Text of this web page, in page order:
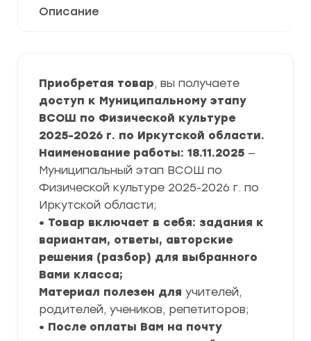
Описание
Приобретая товар, вы получаете
доступ к Муниципальному этапу
ВСОШ по Физической культуре
2025-2026 г. по Иркутской области.
Наименование работы: 18.11.2025 —
Муниципальный этап ВСОШ по
Физической культуре 2025-2026 г. по
Иркутской области;
• Товар включает в себя: задания к
вариантам, ответы, авторские
решения (разбор) для выбранного
Вами класса;
Материал полезен для учителей,
родителей, учеников, репетиторов;
• После оплаты Вам на почту